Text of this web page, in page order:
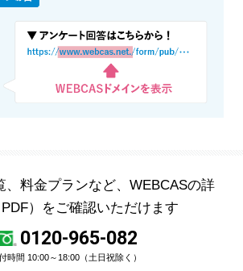
、料金プランなど、WEBCASの詳
）をご確認いただけます
0120-965-082
時間 10:00～18:00（土日祝除く）